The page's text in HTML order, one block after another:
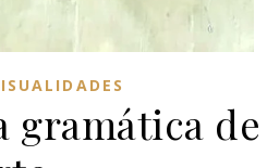
gramática de